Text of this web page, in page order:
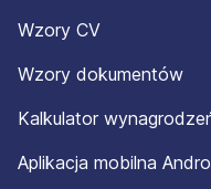
Wzory CV
Wzory dokumentów
Kalkulator
Aplikacja mobilna